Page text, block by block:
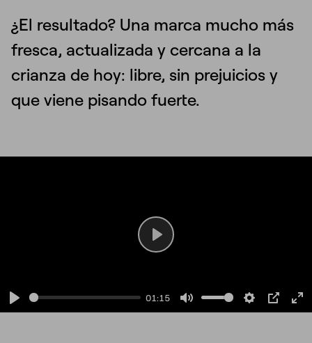
¿El resultado? Una marca mucho más
fresca, actualizada y cercana a la
crianza de hoy: libre, sin prejuicios y
que viene pisando fuerte.
Play
01:15
Mute Settings
PIP
Play